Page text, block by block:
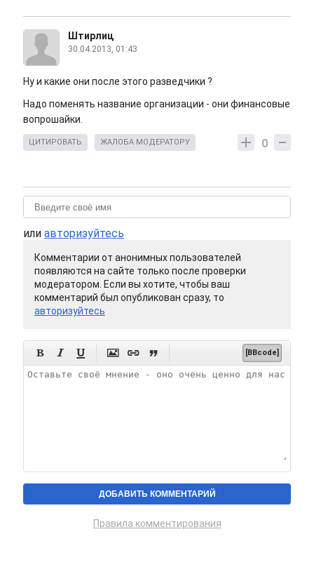
Штирлиц
30.04.2013, 01:43
Ну и какие они после этого разведчики ?
Надо поменять название организации - они финансовые
вопрошайки.
0
ЦИТИРОВАТЬ ЖАЛОБА МОДЕРАТОРУ
или авторизуйтесь
Комментарии от анонимных пользователей
появляются на сайте только после проверки
модератором. Если вы хотите, чтобы ваш
комментарий был опубликован сразу, то
авторизуйтесь
      [BBcode]
Правила комментирования